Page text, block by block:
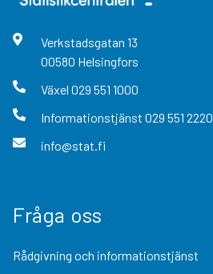
Verkstadsgatan 13
00580 Helsingfors
Växel 029 551 1000
Informationstjänst 029 551 2220
info@stat.fi
Fråga oss
Rådgivning och informationstjänst